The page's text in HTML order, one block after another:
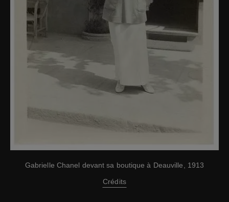
Gabrielle Chanel devant sa boutique à Deauville, 1913
Crédits